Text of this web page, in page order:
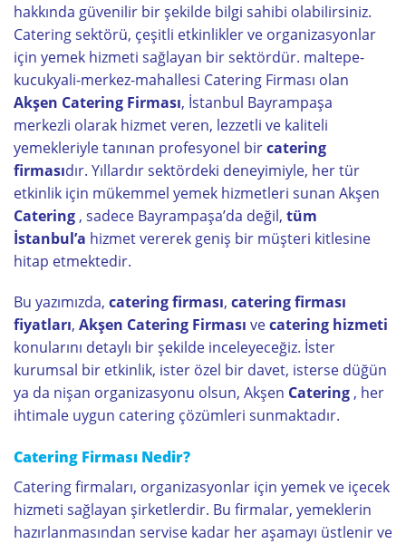
hakkında güvenilir bir şekilde bilgi sahibi olabilirsiniz.
Catering sektörü, çeşitli etkinlikler ve organizasyonlar
için yemek hizmeti sağlayan bir sektördür. maltepe-
kucukyali-merkez-mahallesi Catering Firması olan
Akşen Catering Firması, İstanbul Bayrampaşa
merkezli olarak hizmet veren, lezzetli ve kaliteli
yemekleriyle tanınan profesyonel bircatering
firmasıdır. Yıllardır sektördeki deneyimiyle, her tür
etkinlik için mükemmel yemek hizmetleri sunan Akşen
Catering , sadece Bayrampaşa’da değil, tüm
İstanbul’a hizmet vererek geniş bir müşteri kitlesine
hitap etmektedir.
Bu yazımızda, catering firması, catering firması
fiyatları, Akşen Catering Firması vecatering hizmeti
konularını detaylı bir şekilde inceleyeceğiz. İster
kurumsal bir etkinlik, ister özel bir davet, isterse düğün
ya da nişan organizasyonu olsun, Akşen Catering, her
ihtimale uygun catering çözümleri sunmaktadır.
Catering Firması Nedir?
Catering firmaları, organizasyonlar için yemek ve içecek
hizmeti sağlayan şirketlerdir. Bu firmalar, yemeklerin
hazırlanmasından servise kadar her aşamayı üstlenir ve